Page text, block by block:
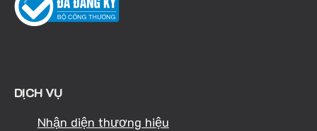
DỊCH VỤ
Nhận diện thương hiệu